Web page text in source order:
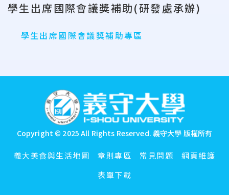
學生出席國際會議獎補助(研發處承辦)
學生出席國際會議獎補助專區
Copyright © 2025 All Rights Reserved. 義守大學 版權所有
義大美食與生活地圖 章則專區 常見問題
網頁維護
表單下載